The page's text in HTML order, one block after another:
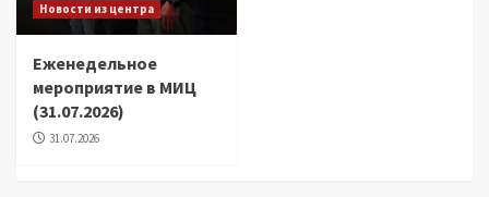
Новости из центра
Еженедельное
мероприятие в МИЦ
(31.07.2026)
31.07.2026